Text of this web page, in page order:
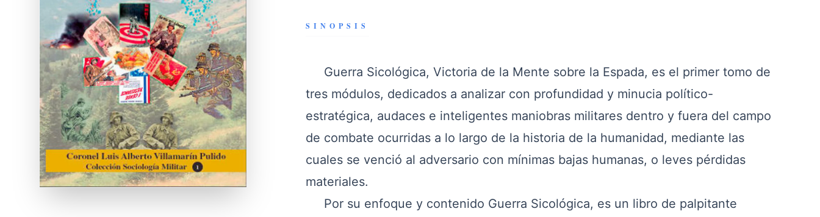
SINOPSIS
Guerra Sicológica, Victoria de la Mente sobre la Espada, es el primer tomo de
tres módulos, dedicados a analizar con profundidad y minucia político-
estratégica, audaces e inteligentes maniobras militares dentro y fuera del campo
de combate ocurridas a lo largo de la historia de la humanidad, mediante las
cuales se venció al adversario con mínimas bajas humanas, o leves pérdidas
materiales.
Por su enfoque y contenido Guerra Sicológica, es un libro de palpitante